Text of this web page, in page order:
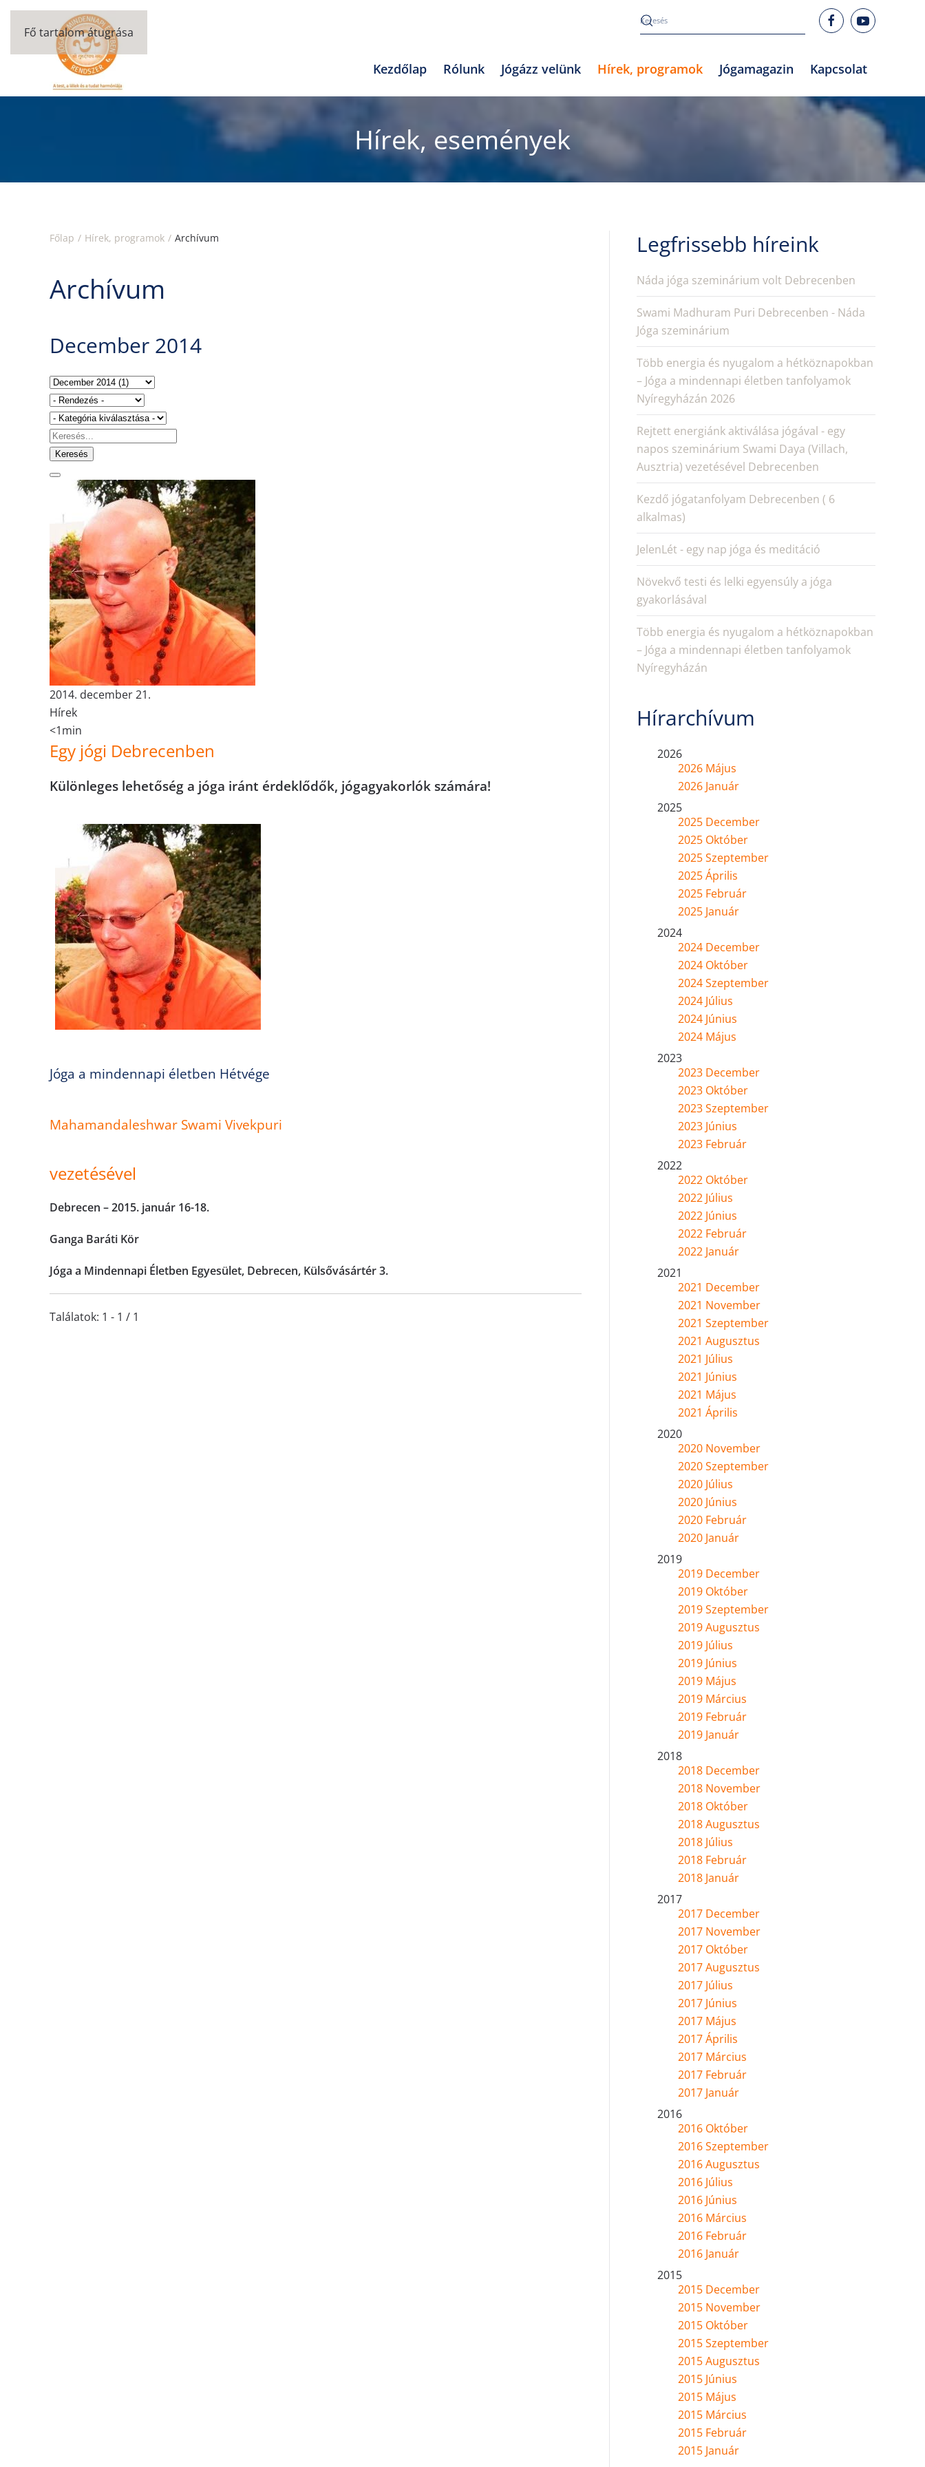
Fő tartalom átugrása
Kezdőlap Rólunk Jógázz velünk Hírek, programok Jógamagazin Kapcsolat
Hírek, események
Főlap Hírek, programok Archívum
Archívum
December 2014
Keresés
2014. december 21.
Hírek
<1min
Egy jógi Debrecenben
Különleges lehetőség a jóga iránt érdeklődők, jógagyakorlók számára!
Jóga a mindennapi életben Hétvége
Mahamandaleshwar Swami Vivekpuri
vezetésével
Debrecen – 2015. január 16-18.
Ganga Baráti Kör
Jóga a Mindennapi Életben Egyesület, Debrecen, Külsővásártér 3.
Találatok: 1 - 1 / 1
Legfrissebb híreink
Náda jóga szeminárium volt Debrecenben
Swami Madhuram Puri Debrecenben - Náda
Jóga szeminárium
Több energia és nyugalom a hétköznapokban
– Jóga a mindennapi életben tanfolyamok
Nyíregyházán 2026
Rejtett energiánk aktiválása jógával - egy
napos szeminárium Swami Daya (Villach,
Ausztria) vezetésével Debrecenben
Kezdő jógatanfolyam Debrecenben ( 6
alkalmas)
JelenLét - egy nap jóga és meditáció
Növekvő testi és lelki egyensúly a jóga
gyakorlásával
Több energia és nyugalom a hétköznapokban
– Jóga a mindennapi életben tanfolyamok
Nyíregyházán
Hírarchívum
2026
2026 Május
2026 Január
2025
2025 December
2025 Október
2025 Szeptember
2025 Április
2025 Február
2025 Január
2024
2024 December
2024 Október
2024 Szeptember
2024 Július
2024 Június
2024 Május
2023
2023 December
2023 Október
2023 Szeptember
2023 Június
2023 Február
2022
2022 Október
2022 Július
2022 Június
2022 Február
2022 Január
2021
2021 December
2021 November
2021 Szeptember
2021 Augusztus
2021 Július
2021 Június
2021 Május
2021 Április
2020
2020 November
2020 Szeptember
2020 Július
2020 Június
2020 Február
2020 Január
2019
2019 December
2019 Október
2019 Szeptember
2019 Augusztus
2019 Július
2019 Június
2019 Május
2019 Március
2019 Február
2019 Január
2018
2018 December
2018 November
2018 Október
2018 Augusztus
2018 Július
2018 Február
2018 Január
2017
2017 December
2017 November
2017 Október
2017 Augusztus
2017 Július
2017 Június
2017 Május
2017 Április
2017 Március
2017 Február
2017 Január
2016
2016 Október
2016 Szeptember
2016 Augusztus
2016 Július
2016 Június
2016 Március
2016 Február
2016 Január
2015
2015 December
2015 November
2015 Október
2015 Szeptember
2015 Augusztus
2015 Június
2015 Május
2015 Március
2015 Február
2015 Január